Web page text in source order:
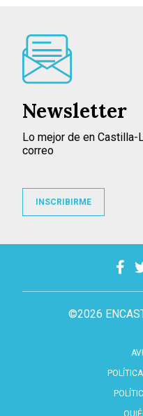
©2026
Newsletter
Lo mejor de en Castilla-
correo
INSCRIBIRME